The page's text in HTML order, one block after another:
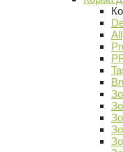
All